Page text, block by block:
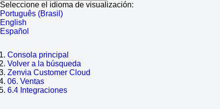
Seleccione el idioma de visualización:
Português (Brasil)
English
Español
Consola principal
Volver a la búsqueda
Zenvia Customer Cloud
06. Ventas
6.4 Integraciones